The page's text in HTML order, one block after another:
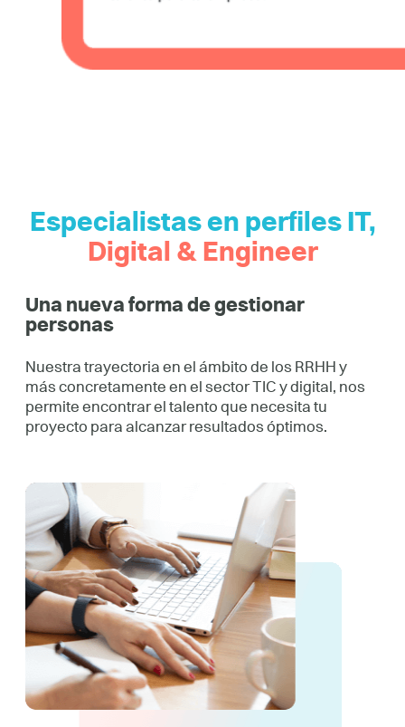
Especialistas en perfiles IT,
Digital & Engineer
Una nueva forma de gestionar
personas
Nuestra trayectoria en el ámbito de los RRHH y
más concretamente en el sector TIC y digital, nos
permite encontrar el talento que necesita tu
proyecto para alcanzar resultados óptimos.